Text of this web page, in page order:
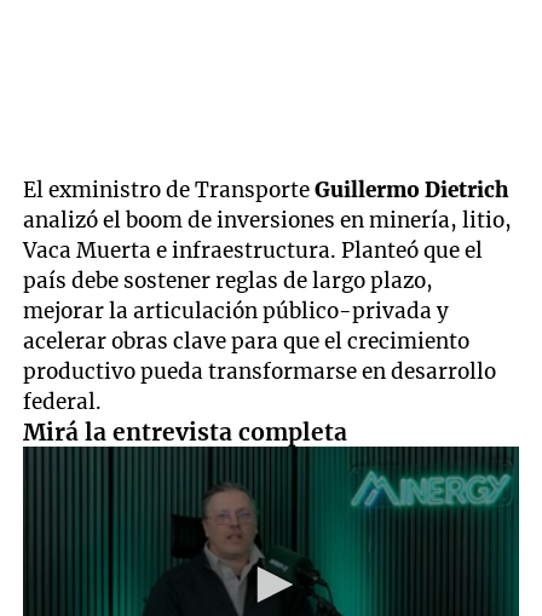
El exministro de TransporteGuillermo Dietrich
analizó el boom de inversiones en minería, litio,
Vaca Muerta e infraestructura. Planteó que el
país debe sostener reglas de largo plazo,
mejorar la articulación público-privada y
acelerar obras clave para que el crecimiento
productivo pueda transformarse en desarrollo
federal.
Mirá la entrevista completa